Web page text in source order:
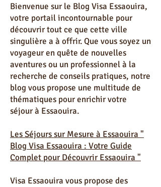
Essaouira "
Bienvenue sur le Blog Visa Essaouira,
votre portail incontournable pour
découvrir tout ce que cette ville
singulière a à offrir. Que vous soyez un
voyageur en quête de nouvelles
aventures ou un professionnel à la
recherche de conseils pratiques, notre
blog vous propose une multitude de
séjour à Essaouira.
Les Séjours sur Mesure à Essaouira "
Complet pour Découvrir Essaouira "